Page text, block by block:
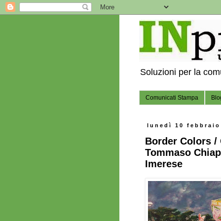
Soluzioni per la
Comunicati Stampa
lunedì 10 febbraio
Border Colors
Tommaso
Imerese